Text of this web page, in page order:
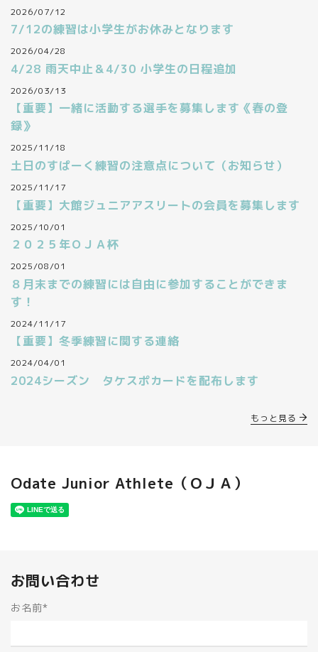
2026/07/12
7/12の練習は小学生がお休みとなります
2026/04/28
4/28 雨天中止＆4/30 小学生の日程追加
2026/03/13
【重要】一緒に活動する選手を募集します《春の登
録》
2025/11/18
土日のすぱーく練習の注意点について（お知らせ）
2025/11/17
【重要】大館ジュニアアスリートの会員を募集します
2025/10/01
２０２５年ＯＪＡ杯
2025/08/01
８月末までの練習には自由に参加することができま
す！
2024/11/17
【重要】冬季練習に関する連絡
2024/04/01
2024シーズン タケスポカードを配布します
もっと見る
Odate Junior Athlete（ＯＪＡ）
お問い合わせ
お名前*